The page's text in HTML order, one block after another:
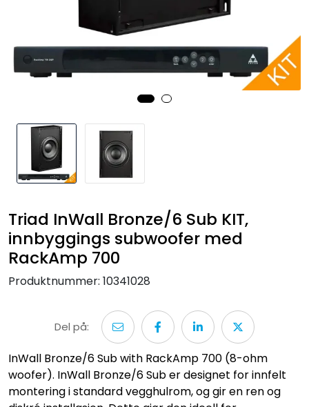
Triad InWall Bronze/6 Sub KIT,
innbyggings subwoofer med
RackAmp 700
Produktnummer: 10341028
Del på:
InWall Bronze/6 Sub with RackAmp 700 (8-ohm
woofer). InWall Bronze/6 Sub er designet for innfelt
montering i standard vegghulrom, og gir en ren og
Tilbehør